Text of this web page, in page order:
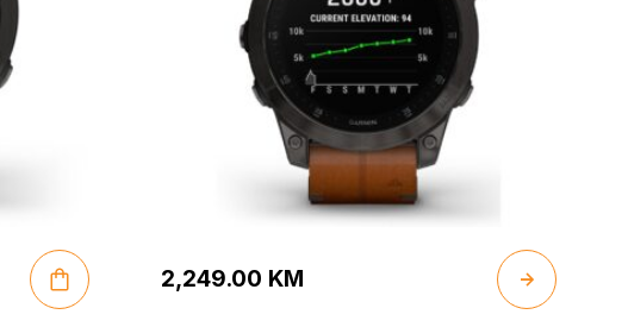
2,249.00 KM